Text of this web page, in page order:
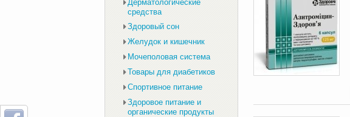
Дерматологические
средства
Здоровый сон
Желудок и кишечник
Мочеполовая система
Товары для диабетиков
Спортивное питание
Здоровое питание и
органические продукты